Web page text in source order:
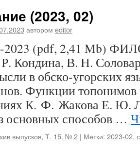
(2023, 02)
автором editor
2023 (pdf, 2,41 Mb)
Кондина, В. Н.
в обско-угорских
Функции топонимов
К. Ф. Жакова Е. Ю.
основных способов …
выпусков, Т. 15. № 2 | Метки: 2023-02,